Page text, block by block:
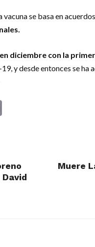
se basa en
diciembre con la
y desde entonces se ha
Muere